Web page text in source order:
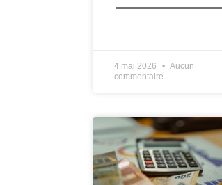
4 mai 2026
Aucun
commentaire